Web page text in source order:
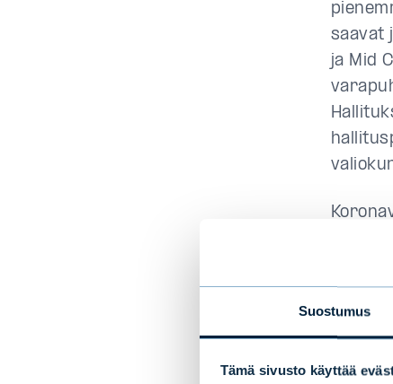
Suostumus
Tämä sivusto käyttää
saavat
ja Mid